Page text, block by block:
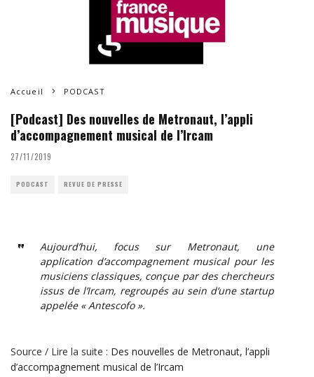
Accueil PODCAST
[Podcast] Des nouvelles de Metronaut, l’appli
d’accompagnement musical de l’Ircam
27/11/2019
PODCAST REVUE DE PRESSE
Aujourd’hui, focus sur Metronaut, une
application d’accompagnement musical pour les
musiciens classiques, conçue par des chercheurs
issus de l’Ircam, regroupés au sein d’une startup
appelée « Antescofo ».
Source / Lire la suite : Des nouvelles de Metronaut, l’appli
d’accompagnement musical de l’Ircam